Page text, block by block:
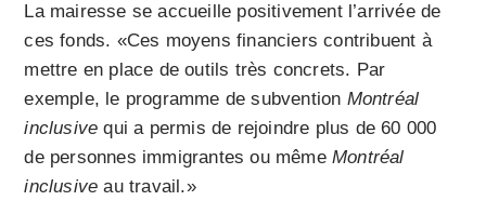
La mairesse se accueille positivement l’arrivée de
ces fonds. «Ces moyens financiers contribuent à
mettre en place de outils très concrets. Par
exemple, le programme de subvention Montréal
inclusive qui a permis de rejoindre plus de 60 000
de personnes immigrantes ou mêmeMontréal
inclusive au travail.»